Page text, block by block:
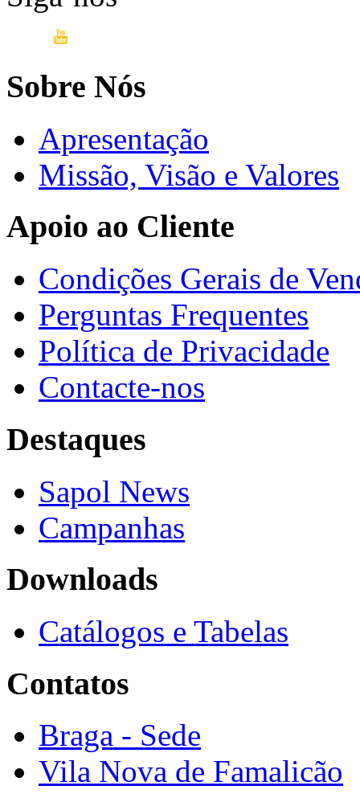
Sobre Nós
Apresentação
Missão, Visão e Valores
Apoio ao Cliente
Condições Gerais de
Perguntas Frequentes
Política de Privacidade
Contacte-nos
Destaques
Sapol News
Campanhas
Downloads
Catálogos e Tabelas
Contatos
Braga - Sede
Vila Nova de Famalicão